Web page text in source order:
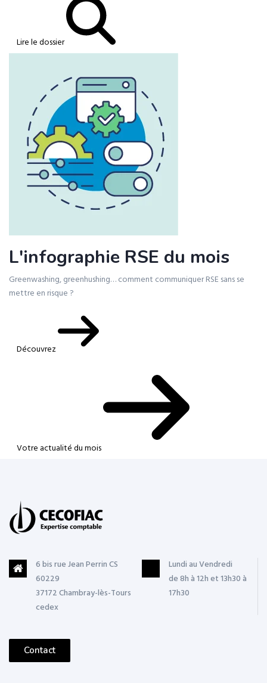
Lire le dossier
L'infographie RSE du mois
Greenwashing, greenhushing… comment communiquer RSE sans se
mettre en risque ?
Découvrez
Votre actualité du mois
6 bis rue Jean Perrin CS
60229
37172 Chambray-lès-Tours
cedex
Lundi au Vendredi
de 8h à 12h et 13h30 à
17h30
Contact